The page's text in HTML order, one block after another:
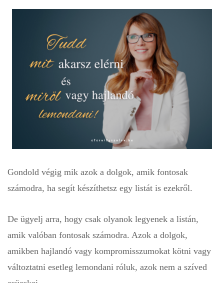
Gondold végig mik azok a dolgok, amik fontosak
számodra, ha segít készíthetsz egy listát is ezekről.
De ügyelj arra, hogy csak olyanok legyenek a listán,
amik valóban fontosak számodra. Azok a dolgok,
amikben hajlandó vagy kompromisszumokat kötni vagy
változtatni esetleg lemondani róluk, azok nem a szíved